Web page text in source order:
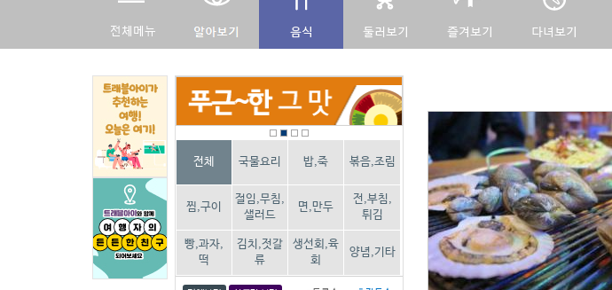
전체 국물요리 밥,죽 볶음,조림
찜,구이
절임,무침,
샐러드
면,만두
전,부침,
튀김
빵,과자,
떡
김치,젓갈
류
생선회,육
회
양념,기타